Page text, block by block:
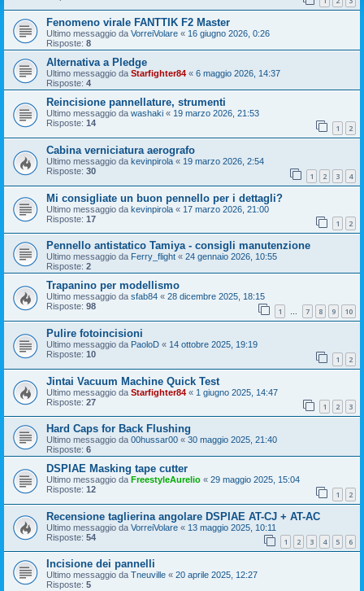
Fenomeno virale FANTTIK F2 Master
Ultimo messaggio da VorreiVolare « 16 giugno 2026, 0:26
Risposte: 8
Alternativa a Pledge
Ultimo messaggio da Starfighter84 « 6 maggio 2026, 14:37
Risposte: 4
Reincisione pannellature, strumenti
Ultimo messaggio da washaki « 19 marzo 2026, 21:53
Risposte: 14 1 2
Cabina verniciatura aerografo
Ultimo messaggio da kevinpirola « 19 marzo 2026, 2:54
Risposte: 30 1 2 3 4
Mi consigliate un buon pennello per i dettagli?
Ultimo messaggio da kevinpirola « 17 marzo 2026, 21:00
Risposte: 17 1 2
Pennello antistatico Tamiya - consigli manutenzione
Ultimo messaggio da Ferry_flight « 24 gennaio 2026, 10:55
Risposte: 2
Trapanino per modellismo
Ultimo messaggio da sfab84 « 28 dicembre 2025, 18:15
Risposte: 98 1 … 7 8 9 10
Pulire fotoincisioni
Ultimo messaggio da PaoloD « 14 ottobre 2025, 19:19
Risposte: 10 1 2
Jintai Vacuum Machine Quick Test
Ultimo messaggio da Starfighter84 « 1 giugno 2025, 14:47
Risposte: 27 1 2 3
Hard Caps for Back Flushing
Ultimo messaggio da 00hussar00 « 30 maggio 2025, 21:40
Risposte: 6
DSPIAE Masking tape cutter
Ultimo messaggio da FreestyleAurelio « 29 maggio 2025, 15:04
Risposte: 12 1 2
Recensione taglierina angolare DSPIAE AT-CJ + AT-AC
Ultimo messaggio da VorreiVolare « 13 maggio 2025, 10:11
Risposte: 54 1 2 3 4 5 6
Incisione dei pannelli
Ultimo messaggio da Tneuville « 20 aprile 2025, 12:27
Risposte: 5